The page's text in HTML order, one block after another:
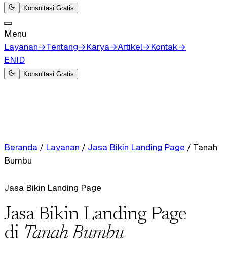
Konsultasi Gratis
Menu
Layanan→Tentang→Karya→Artikel→Kontak→
ENID
Konsultasi Gratis
Beranda / Layanan / Jasa Bikin Landing Page / Tanah
Bumbu
Jasa Bikin Landing Page
Jasa Bikin Landing Page
di Tanah Bumbu